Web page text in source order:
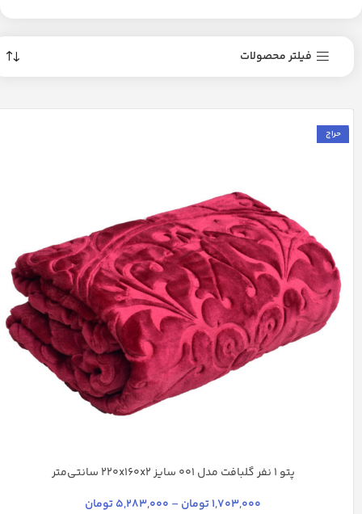
فیلتر محصولات
حراج
آبی کاربنیارغوانی روشنسدری شکلاتی شیری
پتو 1 نفر گلبافت مدل 001 سایز 220x160x2 سانتی‌متر
1,703,000تومان –
5,283,000تومان